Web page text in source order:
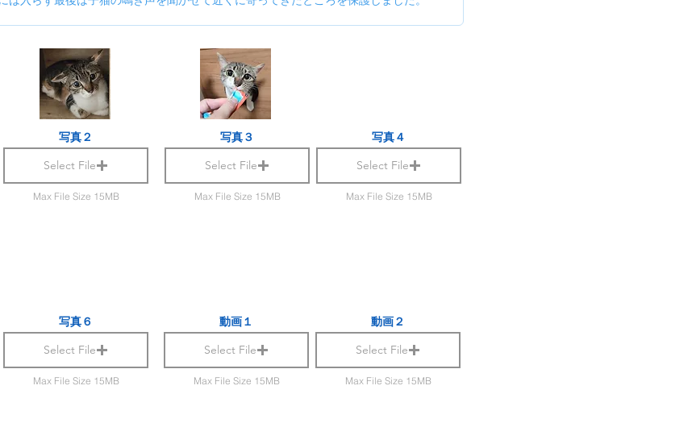
動画１
Select File
Max File Size 15MB
写真６
Select File
Max File Size 15MB
動画２
Select File
Max File Size 15MB
写真２
Select File
Max File Size 15MB
写真３
Select File
Max File Size 15MB
写真４
Select File
Max File Size 15MB